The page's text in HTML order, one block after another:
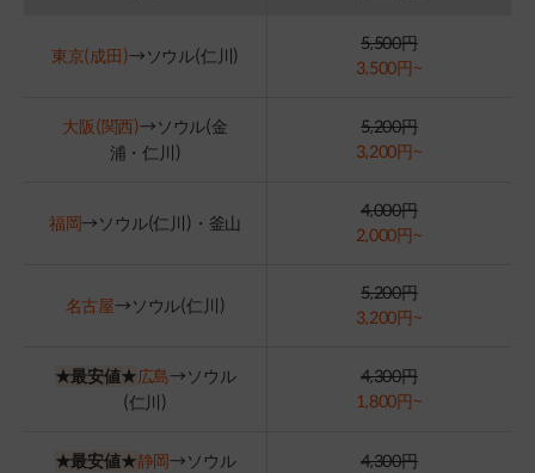
東京(成田)→ソウル(仁川)
5,500円
3,500円~
大阪(関西)→ソウル(金
浦・仁川)
5,200円
3,200円~
福岡→ソウル(仁川)・釜山
4,000円
2,000円~
名古屋→ソウル(仁川)
5,200円
3,200円~
★最安値★広島→ソウル
(仁川)
4,300円
1,800円~
★最安値★静岡→ソウル
4,300円